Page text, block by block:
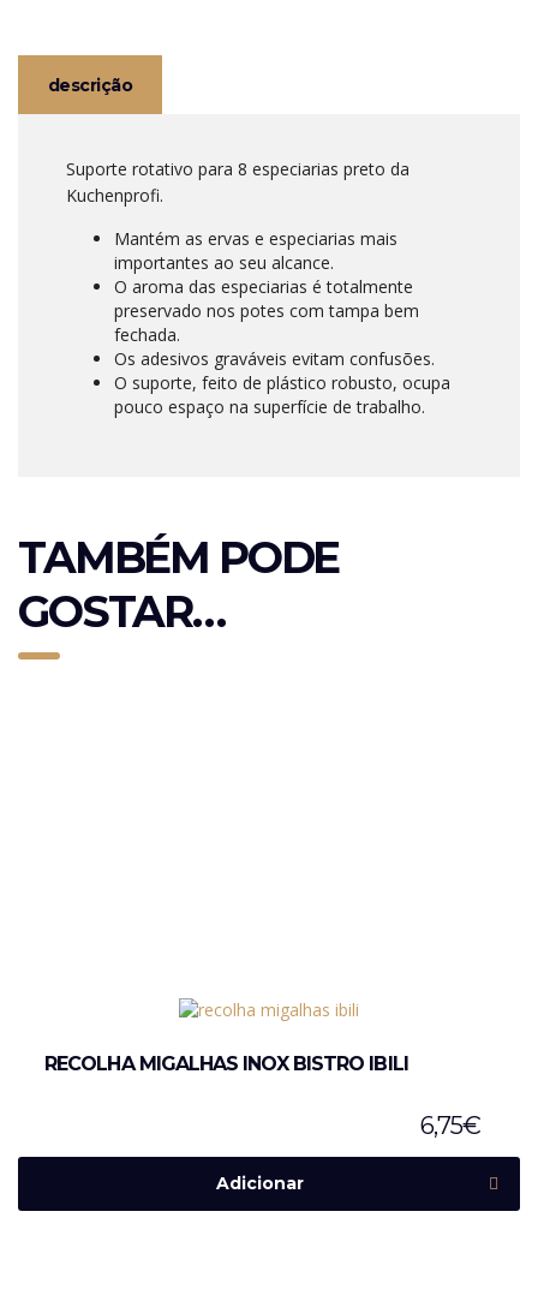
descrição
Suporte rotativo para 8 especiarias preto da
Kuchenprofi.
Mantém as ervas e especiarias mais
importantes ao seu alcance.
O aroma das especiarias é totalmente
preservado nos potes com tampa bem
fechada.
Os adesivos graváveis ​​evitam confusões.
O suporte, feito de plástico robusto, ocupa
pouco espaço na superfície de trabalho.
TAMBÉM PODE
GOSTAR…
RECOLHA MIGALHAS INOX BISTRO IBILI
6,75€
Adicionar